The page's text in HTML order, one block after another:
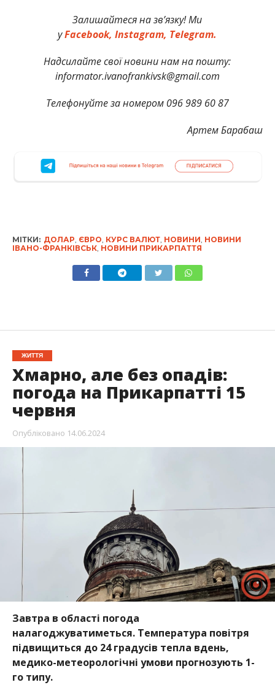
Залишайтеся на зв’язку! Ми
уFacebook,Instagram, Telegram.
Надсилайте свої новини нам на пошту:
informator.ivanofrankivsk@gmail.com
Телефонуйте за номером 096 989 60 87
Артем Барабаш
МІТКИ: ДОЛАР, ЄВРО, КУРС ВАЛЮТ, НОВИНИ, НОВИНИ
ІВАНО-ФРАНКІВСЬК, НОВИНИ ПРИКАРПАТТЯ
ЖИТТЯ
Хмарно, але без опадів:
погода на Прикарпатті 15
червня
Опубліковано 14.06.2024
Завтра в області погода
налагоджуватиметься. Температура повітря
підвищиться до 24 градусів тепла вдень,
медико-метеорологічні умови прогнозують 1-
го типу.